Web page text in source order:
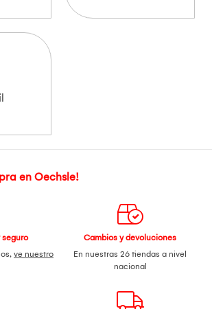
en Oechsle!
seguro
ve nuestro
Cambios y devoluciones
En nuestras 26 tiendas a nivel
nacional